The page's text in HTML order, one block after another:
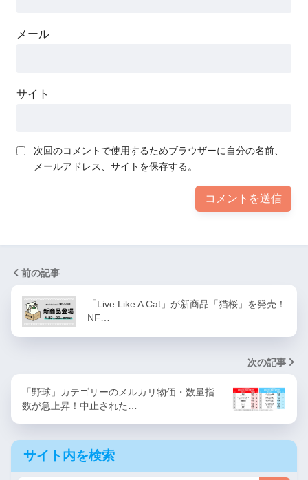
メール
サイト
次回のコメントで使用するためブラウザーに自分の名前、
メールアドレス、サイトを保存する。
前の記事
「Live Like A Cat」が新商品「猫桜」を発売！
NF…
次の記事
「野球」カテゴリーのメルカリ物価・数量指
数が急上昇！中止された…
サイト内を検索